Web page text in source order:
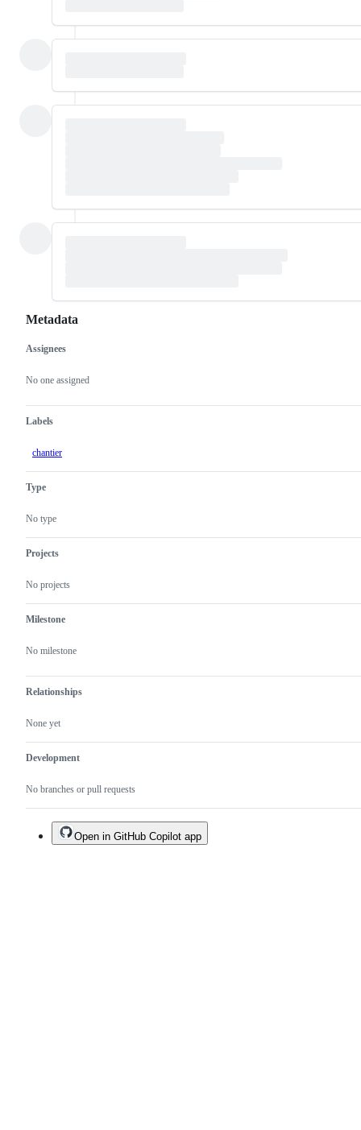
Metadata
Metadata
Assignees
No one assigned
Labels
chantier
Type
No type
Projects
No projects
Milestone
No milestone
Relationships
None yet
Development
No branches or pull requests
Issue
actions
Open in GitHub Copilot app